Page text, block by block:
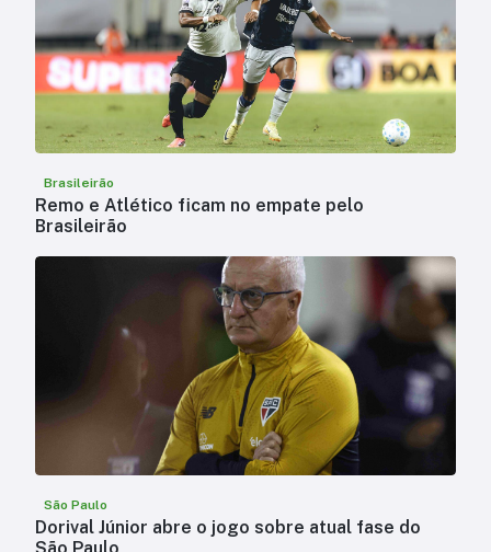
Brasileirão
Remo e Atlético ficam no empate pelo
Brasileirão
São Paulo
Dorival Júnior abre o jogo sobre atual fase do